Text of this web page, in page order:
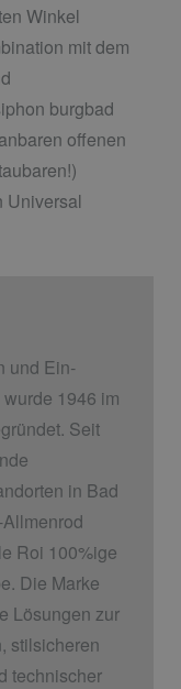
Winkel
mit dem
burgbad
offenen
Universal
und Ein­
1946 im
Seit
in Bad
Roi 100%ige
Die Marke
Lösungen zur
stilsicheren
technischer